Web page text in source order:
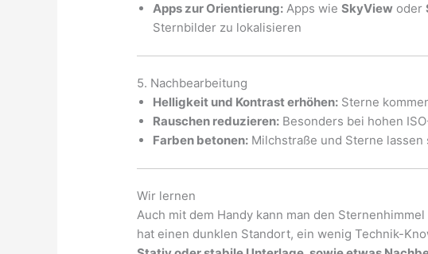
Apps zur Orientierung: Apps wieSkyView oder
Sternbilder zu lokalisieren
5. Nachbearbeitung
Helligkeit und Kontrast erhöhen: Sterne
Rauschen reduzieren: Besonders bei hohen
Farben betonen: Milchstraße und Sterne
Wir lernen
Auch mit dem Handy kann man den
hat einen dunklen Standort, ein wenig Technik-